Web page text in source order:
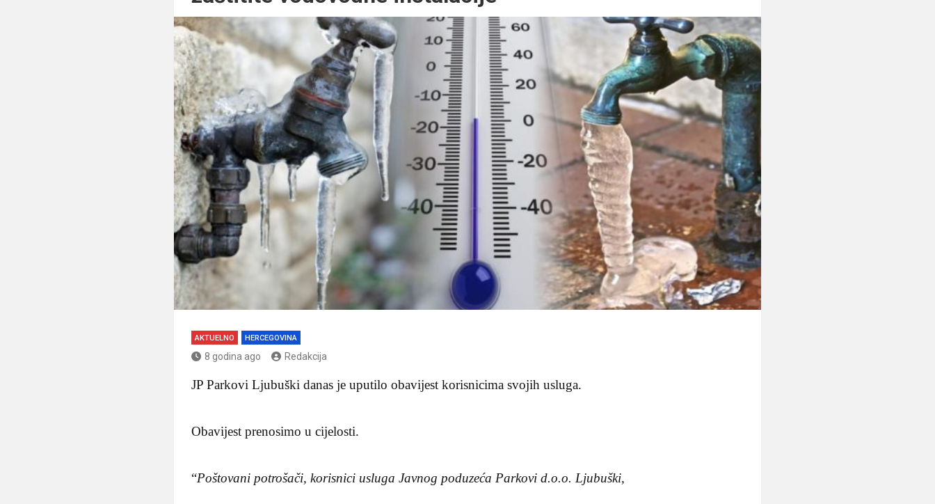
AKTUELNO HERCEGOVINA
8 godina ago Redakcija
JP Parkovi Ljubuški danas je uputilo obavijest korisnicima svojih usluga.
Obavijest prenosimo u cijelosti.
“Poštovani potrošači, korisnici usluga Javnog poduzeća Parkovi d.o.o. Ljubuški,